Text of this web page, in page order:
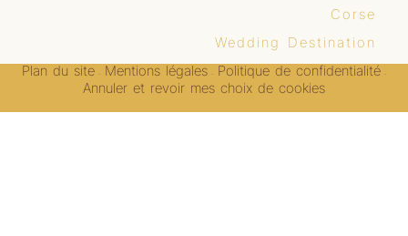
Corse
Wedding Destination
Plan du site- Mentions légales- Politique de confidentialité-
Annuler et revoir mes choix de cookies